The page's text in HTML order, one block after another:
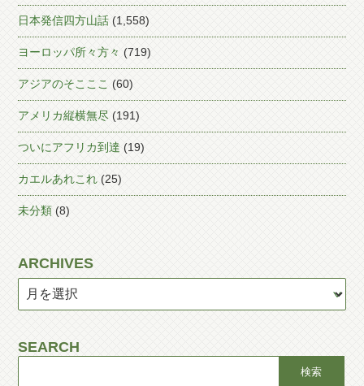
日本発信四方山話 (1,558)
ヨーロッパ所々方々 (719)
アジアのそこここ (60)
アメリカ縦横無尽 (191)
ついにアフリカ到達 (19)
カエルあれこれ (25)
未分類 (8)
ARCHIVES
SEARCH